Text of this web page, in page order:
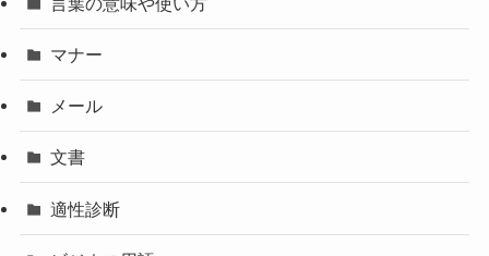
マナー
メール
文書
適性診断